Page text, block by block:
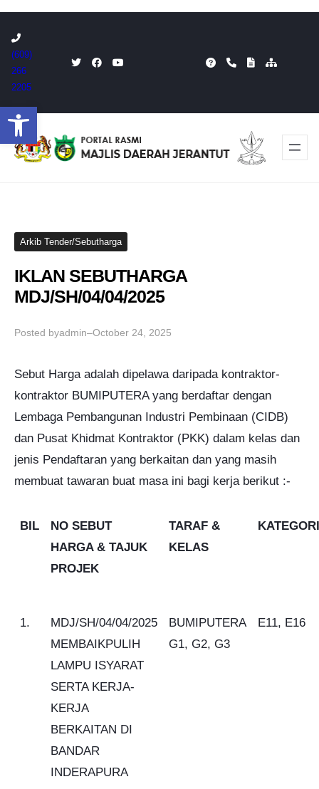
Open toolbar
to
content
(609)
266
2205
Arkib Tender/Sebutharga
IKLAN SEBUTHARGA
MDJ/SH/04/04/2025
Posted byadmin–October 24, 2025
Sebut Harga adalah dipelawa daripada kontraktor-
kontraktor BUMIPUTERA yang berdaftar dengan
Lembaga Pembangunan Industri Pembinaan (CIDB)
dan Pusat Khidmat Kontraktor (PKK) dalam kelas dan
jenis Pendaftaran yang berkaitan dan yang masih
membuat tawaran buat masa ini bagi kerja berikut :-
BIL
NO SEBUT
HARGA & TAJUK
PROJEK
TARAF &
KELAS
KATEGORI
1.
MDJ/SH/04/04/2025
MEMBAIKPULIH
LAMPU ISYARAT
SERTA KERJA-
KERJA
BERKAITAN DI
BANDAR
INDERAPURA
BUMIPUTERA
G1, G2, G3
E11, E16